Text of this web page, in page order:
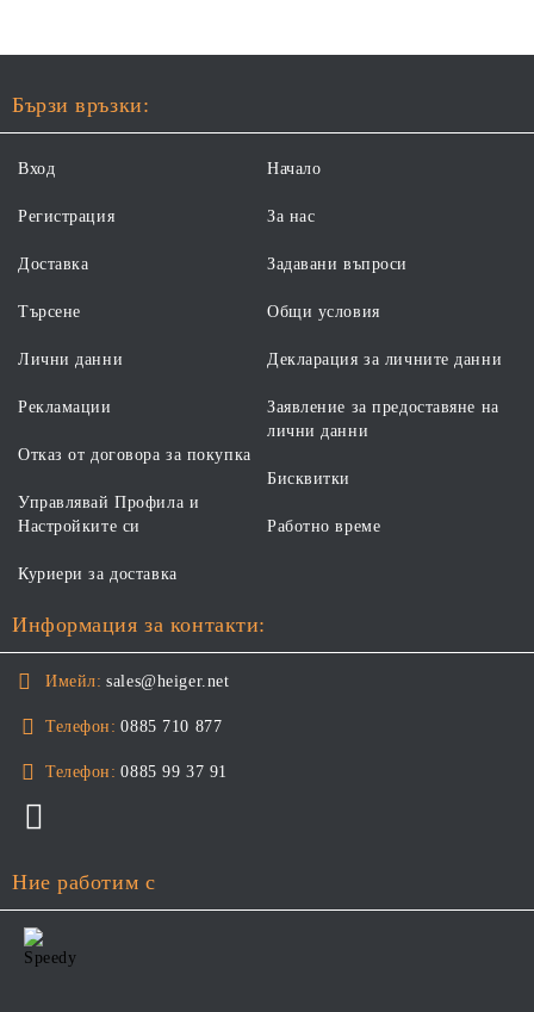
Бързи връзки:
Вход
Регистрация
Доставка
Търсене
Начало
За нас
Задавани въпроси
Общи условия
Лични данни
Рекламации
Отказ от договора за покупка
Управлявай Профила и
Настройките си
Декларация за личните данни
Заявление за предоставяне на
лични данни
Бисквитки
Работно време
Куриери за доставка
Информация за контакти:
Имейл: sales@heiger.net
Телефон: 0885 710 877
Телефон: 0885 99 37 91
Ние работим с